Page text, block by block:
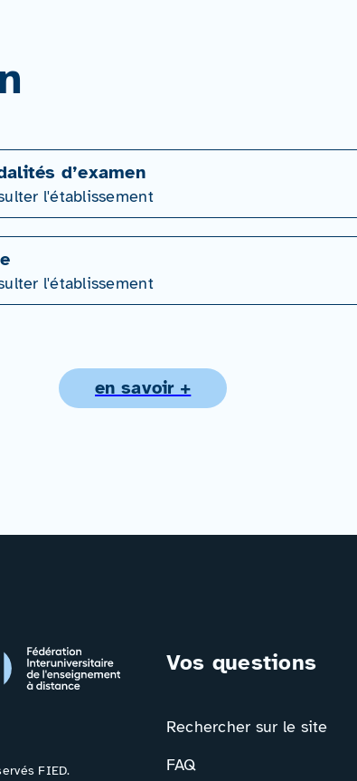
d’examen
l'établissement
l'établissement
en savoir +
FIED.
Vos questions
Rechercher sur le site
FAQ